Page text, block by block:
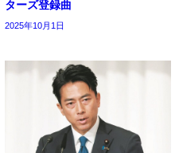
ターズ登録曲
2025年10月1日